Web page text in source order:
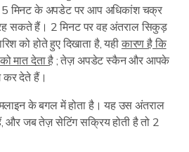
5 मिनट के अपडेट पर आप अधिकांश चक्र
सकते हैं। 2 मिनट पर वह अंतराल सिकुड़
को होते हुए दिखाता है, यहीकारण है कि
मात देता है; तेज़ अपडेट स्कैन और आपके
कर देते हैं।
के बगल में होता है। यह उस अंतराल
और जब तेज़ सेटिंग सक्रिय होती है तो 2